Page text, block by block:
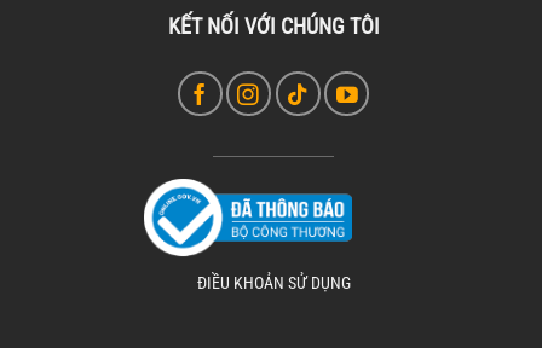
KẾT NỐI VỚI CHÚNG TÔI
ĐIỀU KHOẢN SỬ DỤNG